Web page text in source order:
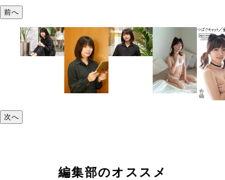
前へ
次へ
編集部のオススメ